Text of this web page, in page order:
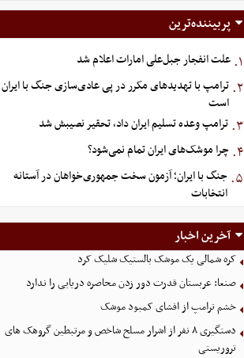
پربیننده‌ترین
۱. علت انفجار جبل‌علی امارات اعلام شد
۲. ترامپ با تهدیدهای مکرر در پی عادی‌سازی جنگ با ایران
است
۳. ترامپ وعده تسلیم ایران داد، تحقیر نصیبش شد
۴. چرا موشک‌های ایران تمام نمی‌شود؟
۵. جنگ با ایران؛ آزمون سخت جمهوری‌خواهان در آستانه
انتخابات
آخرین اخبار
کره شمالی یک موشک بالستیک شلیک کرد
صنعا: عربستان قدرت دور زدن محاصره دریایی را ندارد
خشم ترامپ از افشای کمبود موشک
دستگیری ۸ نفر از اشرار مسلح شاخص و مرتبطین گروهک های
تروریستی